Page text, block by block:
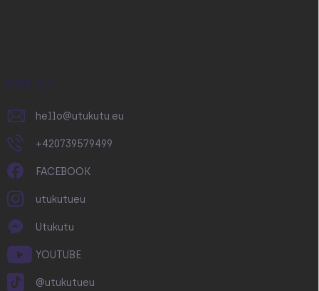
KONTAKT
hello@utukutu.eu
+420739579499
FACEBOOK
utukutueu
Utukutu
YOUTUBE
@utukutueu